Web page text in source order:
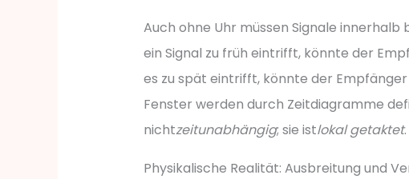
Auch ohne Uhr müssen Signale
ein Signal zu früh eintrifft, könnte der
es zu spät eintrifft, könnte der
Fenster werden durch Zeitdiagramme
nichtzeitunabhängig; sie istlokal getaktet.
Physikalische Realität: Ausbreitung und